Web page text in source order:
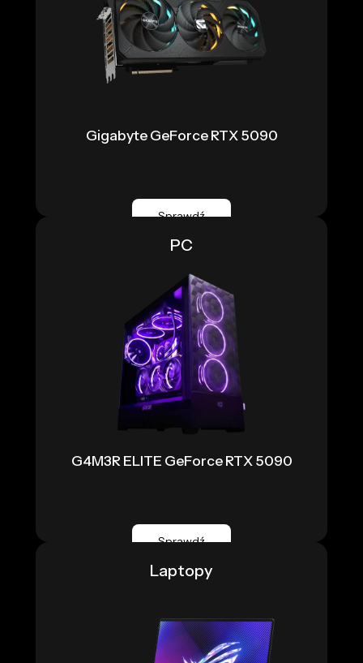
Gigabyte GeForce RTX 5090
Sprawdź
PC
G4M3R ELITE GeForce RTX 5090
Sprawdź
Laptopy